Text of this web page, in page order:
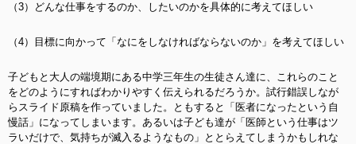
（3）どんな仕事をするのか、したいのかを具体的に考えてほしい
（4）目標に向かって「なにをしなければならないのか」を考えてほしい
子どもと大人の端境期にある中学三年生の生徒さん達に、これらのこと
をどのようにすればわかりやすく伝えられるだろうか。試行錯誤しなが
らスライド原稿を作っていました。ともすると「医者になったという自
慢話」になってしまいます。あるいは子ども達が「医師という仕事はツ
ラいだけで、気持ちが滅入るようなもの」ととらえてしまうかもしれな